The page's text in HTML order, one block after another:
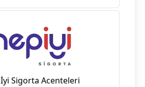
Sigorta Acenteleri